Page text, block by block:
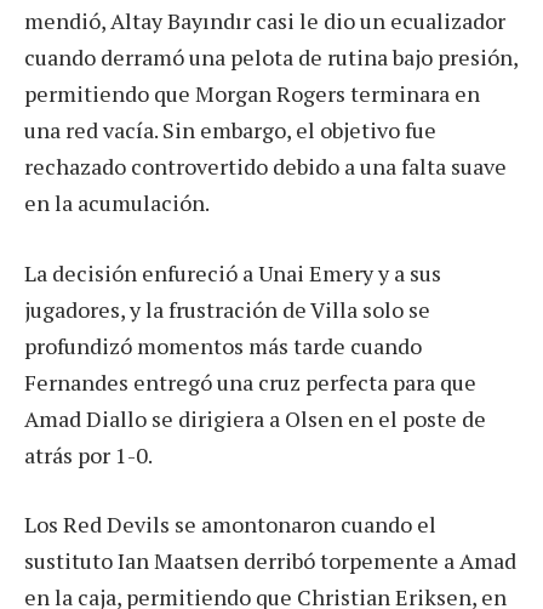
mendió, Altay Bayındır casi le dio un ecualizador
cuando derramó una pelota de rutina bajo presión,
permitiendo que Morgan Rogers terminara en
una red vacía. Sin embargo, el objetivo fue
rechazado controvertido debido a una falta suave
en la acumulación.
La decisión enfureció a Unai Emery y a sus
jugadores, y la frustración de Villa solo se
profundizó momentos más tarde cuando
Fernandes entregó una cruz perfecta para que
Amad Diallo se dirigiera a Olsen en el poste de
atrás por 1-0.
Los Red Devils se amontonaron cuando el
sustituto Ian Maatsen derribó torpemente a Amad
en la caja, permitiendo que Christian Eriksen, en